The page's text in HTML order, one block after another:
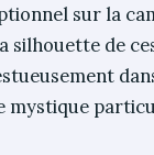
sur la
silhouette de
mystique